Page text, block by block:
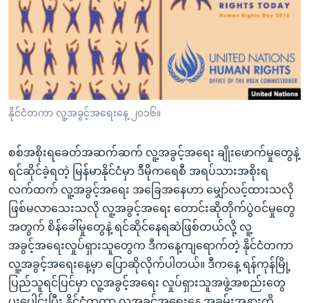
ညွန်း
စာမျက်နှာ
သို့
ကျော်
ကြည့်
ရှာဖွေ
ရန်
နေရာ
ကျော်
ရန်
မကြေးမုံရဲ့ အင်္ဂလိပ်စာ
ရုပ်ရှင်ထဲက အင်္ဂလိပ်စာ
သုတပဒေသာ အင်္ဂလိပ်စာ
ရေဒီယို
တီဗွီ
ရေဒီယိုနှင့်ရုပ်သံ အချက်အလက်များ
ရေဒီယို/တီဗွီအစီအစဉ်
Learning English
ဗွီအိုအေ လူမှုကွန်ယက်များ
ဘာသာစကားများ
နိုင်ငံတကာ လူ့အခွင့်အရေးနေ့ ၂၀၁၆။
စစ်အစိုးရခေတ်အဆက်ဆက် လူ့အခွင့်အရေး ချိုးဖောက်မှုတွေနဲ့
ရင်ဆိုင်ခဲ့ရတဲ့ မြန်မာနိုင်ငံမှာ ဒီမိုကရေစီ အရပ်သားအစိုးရ
လက်ထက် လူ့အခွင့်အရေး အခြေအနေဟာ မျှော်လင့်ထားသလို
ဖြစ်မလာသေးသလို လူ့အခွင့်အရေး တောင်းဆိုတိုက်ပွဲဝင်မှုတွေ
အတွက် စိန်ခေါ်မှုတွေနဲ့ ရင်ဆိုင်နေရဆဲဖြစ်တယ်လို့ လူ့
အခွင့်အရေးလှုပ်ရှားသူတွေက ဒီကနေ့ကျရောက်တဲ့ နိုင်ငံတကာ
လူ့အခွင့်အရေးနေ့မှာ ပြောဆိုလိုက်ပါတယ်။ ဒီကနေ့ ရန်ကုန်မြို့
ပြည်သူရင်ပြင်မှာ လူ့အခွင့်အရေး လှုပ်ရှားသူအဖွဲ့အစည်းတွေ